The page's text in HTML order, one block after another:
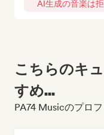
AI生成の音楽は
こちらのキ
すめ...
PA74 Musicのプロ